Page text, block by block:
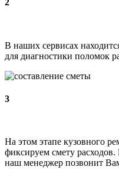
2
В наших сервисах
для диагностики поломок
3
На этом этапе кузовного
фиксируем смету
наш менеджер позвонит